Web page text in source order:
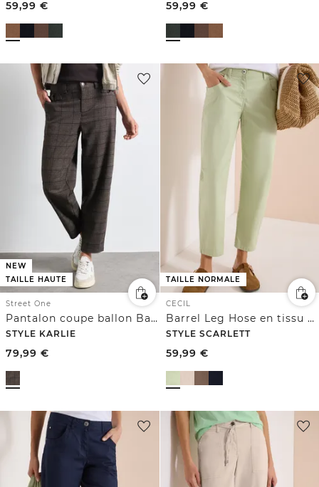
59,99 € 59,99 €
NEW
TAILLE HAUTE
Street One
Pantalon coupe ballon Barrel Leg avec boucles décoratives
STYLE KARLIE
79,99 €
TAILLE NORMALE
CECIL
Barrel Leg Hose en tissu « Papertouch »
STYLE SCARLETT
59,99 €